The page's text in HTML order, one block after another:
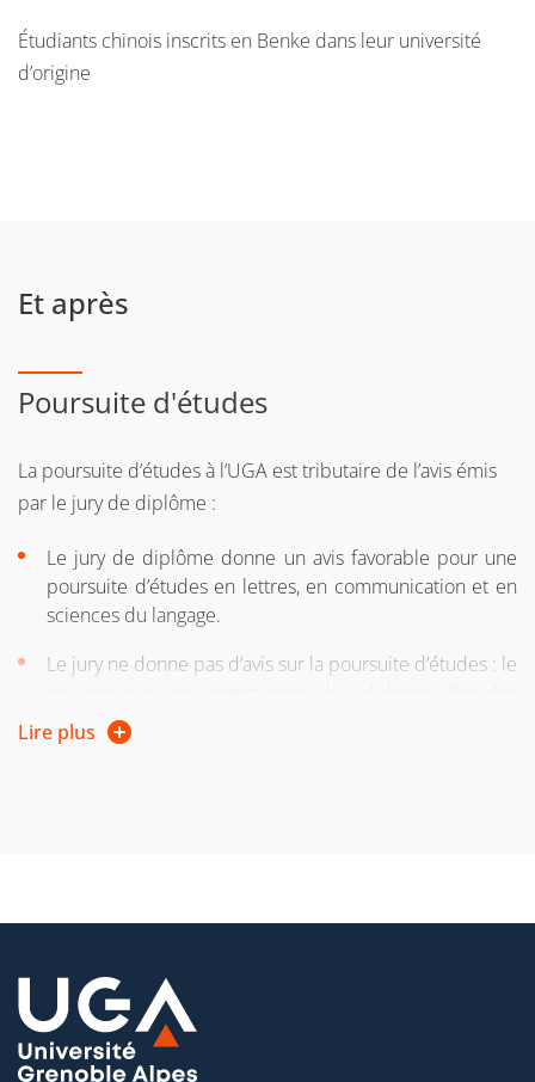
Étudiants chinois inscrits en Benke dans leur université
d’origine
Et après
Poursuite d'études
La poursuite d’études à l’UGA est tributaire de l’avis émis
par le jury de diplôme :
Le jury de diplôme donne un avis favorable pour une
poursuite d’études en lettres, en communication et en
sciences du langage.
Le jury ne donne pas d’avis sur la poursuite d’études : le
reste possible.
Lire plus